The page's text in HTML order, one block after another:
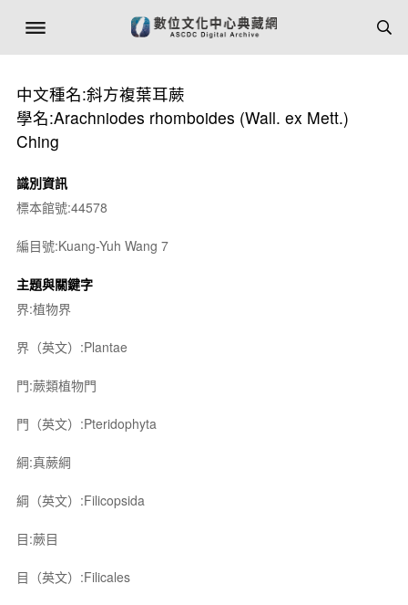
中文種名:斜方複葉耳蕨
學名:Arachniodes rhomboides (Wall. ex Mett.)
Ching
識別資訊
標本館號:44578
編目號:Kuang-Yuh Wang 7
主題與關鍵字
界:植物界
界（英文）:Plantae
門:蕨類植物門
門（英文）:Pteridophyta
綱:真蕨綱
綱（英文）:Filicopsida
目:蕨目
目（英文）:Filicales